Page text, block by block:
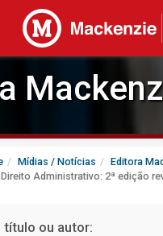
Mídias / Notícias
Editora
Administrativo: 2ª edição
título ou autor: